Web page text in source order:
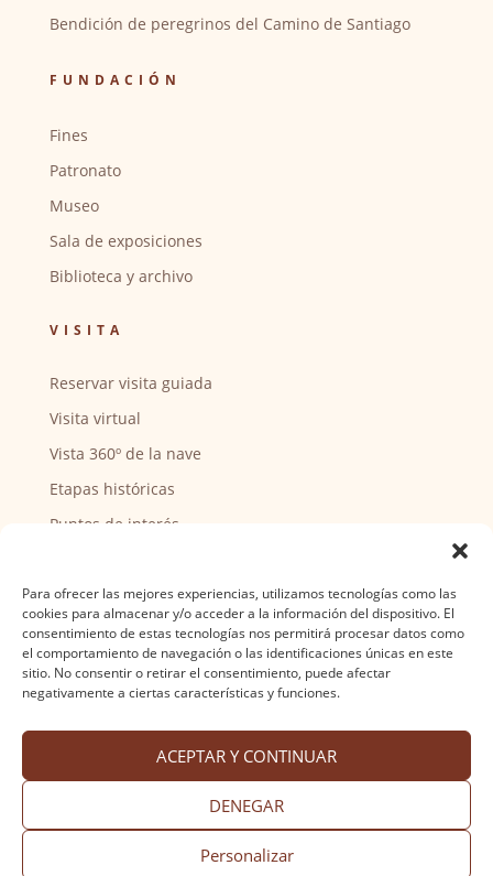
Para ofrecer las mejores experiencias, utilizamos tecnologías como las
cookies para almacenar y/o acceder a la información del dispositivo. El
consentimiento de estas tecnologías nos permitirá procesar datos como
el comportamiento de navegación o las identificaciones únicas en este
sitio. No consentir o retirar el consentimiento, puede afectar
negativamente a ciertas características y funciones.
ACEPTAR Y CONTINUAR
DENEGAR
Personalizar
Bendición de peregrinos del Camino de Santiago
FUNDACIÓN
Fines
Patronato
Museo
Sala de exposiciones
Biblioteca y archivo
VISITA
Reservar visita guiada
Visita virtual
Vista 360º de la nave
Etapas históricas
Puntos de interés
Actividades y horarios
Ser voluntario
Política de privacidad·Política de
cookies·Accesibilidad
Diseño web Nuntium Comunicación